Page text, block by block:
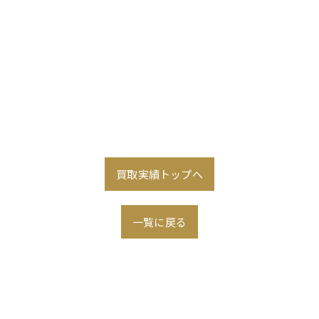
買取実績トップへ
一覧に戻る